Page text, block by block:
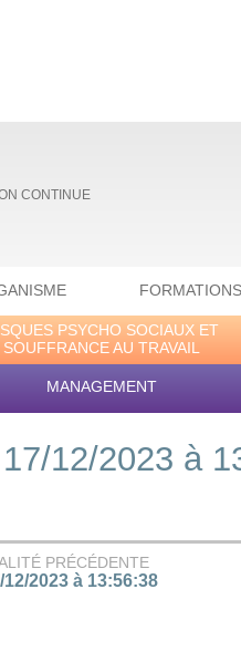
CONTINUE
FORMATIONS
PSYCHO SOCIAUX ET
SOUFFRANCE AU TRAVAIL
MANAGEMENT
12/2023 à
PRÉCÉDENTE
12/2023 à 13:56:38